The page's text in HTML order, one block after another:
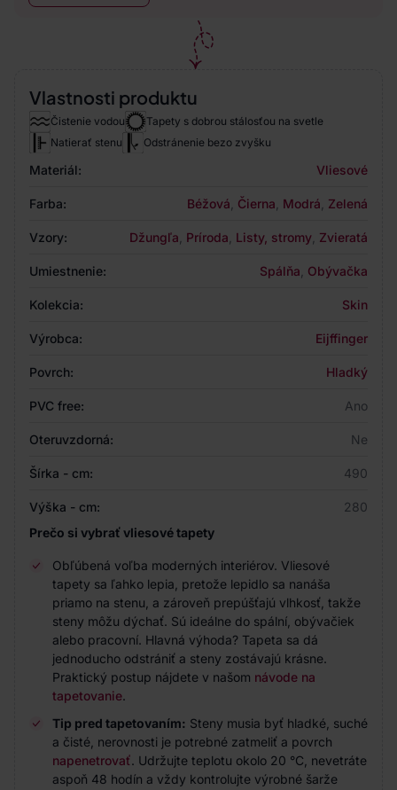
Vlastnosti produktu
Čistenie vodou
Tapety s dobrou stálosťou na svetle
Natierať stenu
Odstránenie bezo zvyšku
Materiál: Vliesové
Farba: Béžová Čierna Modrá Zelená
Vzory: Džungľa Príroda Listy, stromy Zvieratá
Umiestnenie: Spálňa Obývačka
Kolekcia: Skin
Výrobca: Eijffinger
Povrch: Hladký
PVC free: Ano
Oteruvzdorná: Ne
Šírka - cm: 490
Výška - cm:
280
Prečo si vybrať vliesové tapety
Obľúbená voľba moderných interiérov. Vliesové
tapety sa ľahko lepia, pretože lepidlo sa nanáša
priamo na stenu, a zároveň prepúšťajú vlhkosť, takže
steny môžu dýchať. Sú ideálne do spální, obývačiek
alebo pracovní. Hlavná výhoda? Tapeta sa dá
jednoducho odstrániť a steny zostávajú krásne.
Praktický postup nájdete v našom návode na
tapetovanie.
Tip pred tapetovaním: Steny musia byť hladké, suché
a čisté, nerovnosti je potrebné zatmeliť a povrch
napenetrovať. Udržujte teplotu okolo 20 °C, nevetráte
aspoň 48 hodín a vždy kontrolujte výrobné šarže